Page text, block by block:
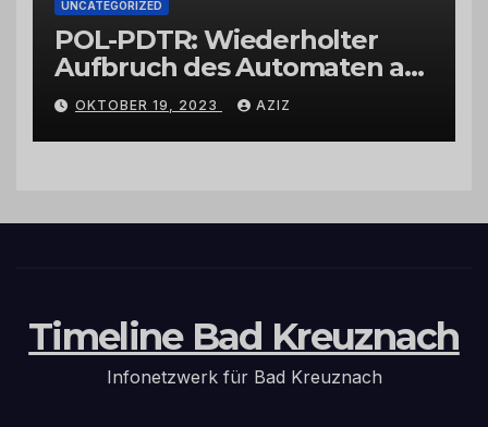
UNCATEGORIZED
POL-PDTR: Wiederholter
Aufbruch des Automaten am
Wohnmobilstellplatz in
Hermeskeil am Labachweg
OKTOBER 19, 2023 AZIZ
Timeline Bad Kreuznach
Infonetzwerk für Bad Kreuznach